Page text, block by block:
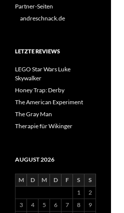
Partner-Seiten
andreschnack.de
LETZTE REVIEWS
LEGO Star Wars Luke
Skywalker
Honey Trap: Derby
The American Experiment
The Gray Man
Therapie für Wikinger
AUGUST 2026
M D M D F S
S
1
2
3
4 5 6 7 8
9